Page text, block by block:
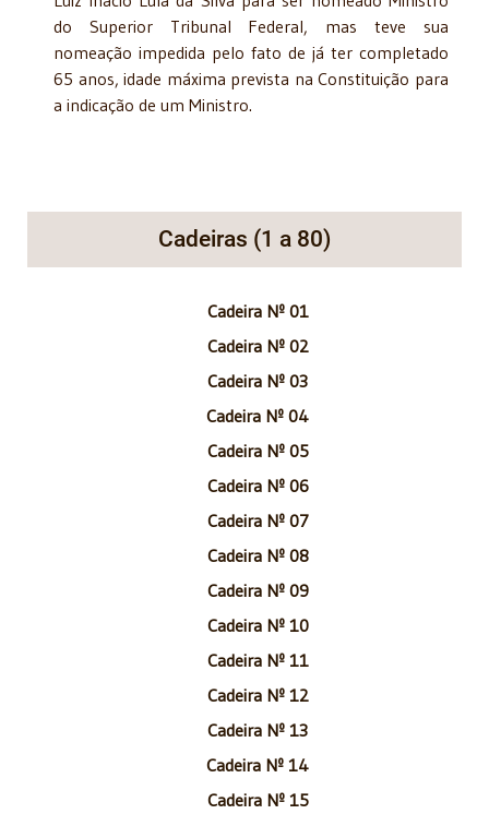
do Superior Tribunal Federal, mas teve sua
nomeação impedida pelo fato de já ter completado
65 anos, idade máxima prevista na Constituição para
a indicação de um Ministro.
Cadeiras (1 a 80)
Cadeira Nº 01
Cadeira Nº 02
Cadeira Nº 03
Cadeira Nº 04
Cadeira Nº 05
Cadeira Nº 06
Cadeira Nº 07
Cadeira Nº 08
Cadeira Nº 09
Cadeira Nº 10
Cadeira Nº 11
Cadeira Nº 12
Cadeira Nº 13
Cadeira Nº 14
Cadeira Nº 15